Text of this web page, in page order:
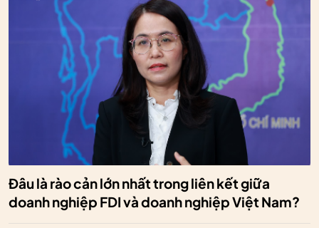
Đâu là rào cản lớn nhất trong liên kết giữa
doanh nghiệp FDI và doanh nghiệp Việt Nam?